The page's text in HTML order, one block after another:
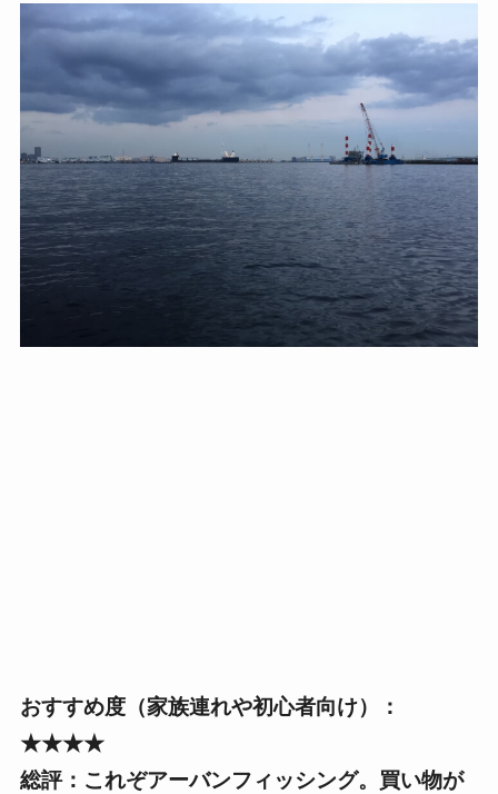
おすすめ度（家族連れや初心者向け）：
★★★★
総評：これぞアーバンフィッシング。買い物が